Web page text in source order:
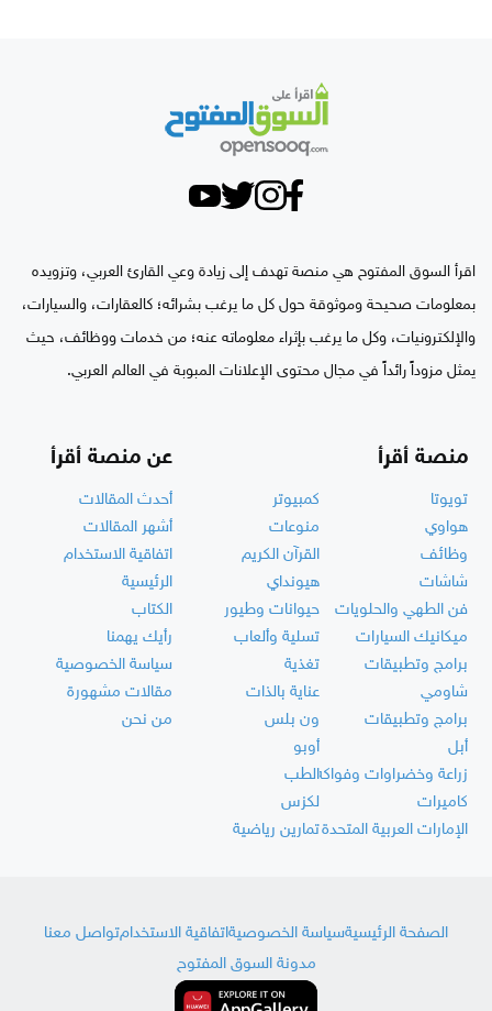
اقرأ السوق المفتوح هي منصة تهدف إلى زيادة وعي القارئ العربي، وتزويده
بمعلومات صحيحة وموثوقة حول كل ما يرغب بشرائه؛ كالعقارات، والسيارات،
والإلكترونيات، وكل ما يرغب بإثراء معلوماته عنه؛ من خدمات ووظائف، حيث
يمثل مزوداً رائداً في مجال محتوى الإعلانات المبوبة في العالم العربي.
منصة أقرأ
تويوتا
كمبيوتر
هواوي
منوعات
وظائف
القرآن الكريم
شاشات
هيونداي
فن الطهي والحلويات
حيوانات وطيور
ميكانيك السيارات
تسلية وألعاب
برامج وتطبيقات
تغذية
شاومي
عناية بالذات
برامج وتطبيقات
ون بلس
أبل
أوبو
زراعة وخضراوات وفواكهالطب
كاميرات
لكزس
الإمارات العربية المتحدةتمارين رياضية
عن منصة أقرأ
أحدث المقالات
أشهر المقالات
اتفاقية الاستخدام
الرئيسية
الكتاب
رأيك يهمنا
سياسة الخصوصية
مقالات مشهورة
من نحن
الصفحة الرئيسيةسياسة الخصوصيةاتفاقية الاستخدامتواصل معنا
مدونة السوق المفتوح